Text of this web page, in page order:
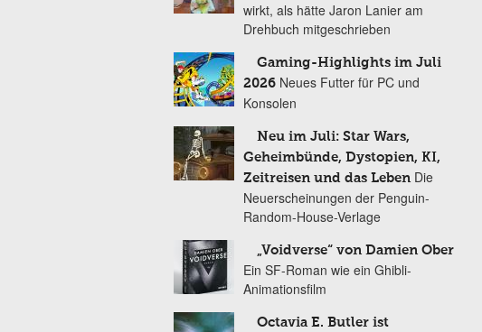
wirkt, als hätte Jaron Lanier am
Drehbuch mitgeschrieben
Gaming-Highlights im Juli
2026 Neues Futter für PC und
Konsolen
Neu im Juli: Star Wars,
Geheimbünde, Dystopien, KI,
Zeitreisen und das Leben Die
Neuerscheinungen der Penguin-
Random-House-Verlage
„Voidverse“ von Damien Ober
Ein SF-Roman wie ein Ghibli-
Animationsfilm
Octavia E. Butler ist